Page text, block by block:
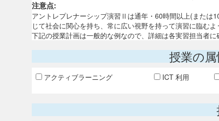
注意点:
アントレプレナーシップ演習Ⅱは通年・60時間以上(または
じて社会に関心を持ち、常に広い視野を持って演習に臨む
下記の授業計画は一般的な例なので、詳細は各実習担当者
授業の
アクティブラーニング ICT 利用